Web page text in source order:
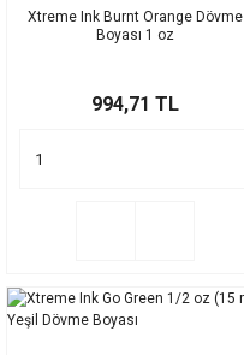
Xtreme Ink Burnt Orange Dövme
Boyası 1 oz
994,71 TL